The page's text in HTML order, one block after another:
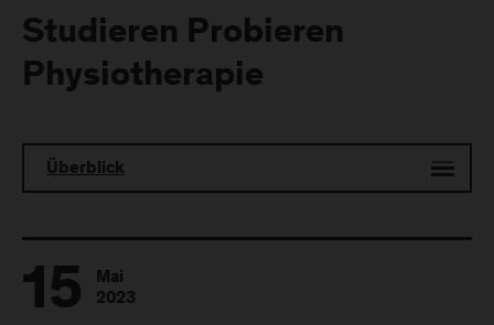
Studieren Probieren
Physiotherapie
Überblick
15
Mai
2023